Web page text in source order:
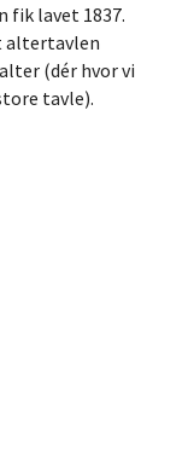
fik lavet 1837.
altertavlen
(dér hvor vi
tavle).